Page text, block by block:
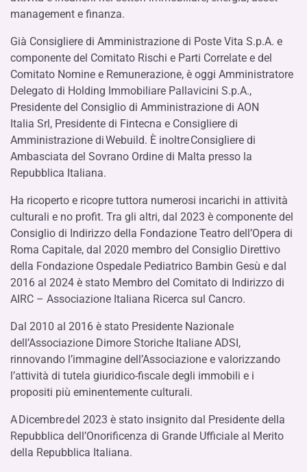
management e finanza.
Già Consigliere di Amministrazione di Poste Vita S.p.A. e
componente del Comitato Rischi e Parti Correlate e del
Comitato Nomine e Remunerazione, è oggi Amministratore
Delegato di Holding Immobiliare Pallavicini S.p.A.,
Presidente del Consiglio di Amministrazione di AON
Italia Srl, Presidente di Fintecna e Consigliere di
Amministrazione di Webuild. È inoltre Consigliere di
Ambasciata del Sovrano Ordine di Malta presso la
Repubblica Italiana.
Ha ricoperto e ricopre tuttora numerosi incarichi in attività
culturali e no profit. Tra gli altri, dal 2023 è componente del
Consiglio di Indirizzo della Fondazione Teatro dell’Opera di
Roma Capitale, dal 2020 membro del Consiglio Direttivo
della Fondazione Ospedale Pediatrico Bambin Gesù e dal
2016 al 2024 è stato Membro del Comitato di Indirizzo di
AIRC – Associazione Italiana Ricerca sul Cancro.
Dal 2010 al 2016 è stato Presidente Nazionale
dell’Associazione Dimore Storiche Italiane ADSI,
rinnovando l’immagine dell’Associazione e valorizzando
l’attività di tutela giuridico-fiscale degli immobili e i
propositi più eminentemente culturali.
A Dicembre del 2023 è stato insignito dal Presidente della
Repubblica dell’Onorificenza di Grande Ufficiale al Merito
della Repubblica Italiana.